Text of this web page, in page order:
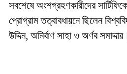
সবশেষে অংশগ্রহণকারীদের
প্রোগ্রাম তত্বাবধায়নে ছিলেন
উদ্দিন, অনির্বাণ সাহা ও অর্ণব